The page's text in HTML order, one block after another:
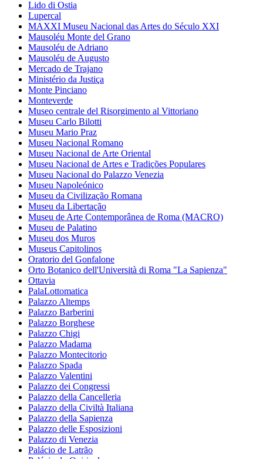
Lido di Ostia
Lupercal
MAXXI Museu Nacional das Artes do Século XXI
Mausoléu Monte del Grano
Mausoléu de Adriano
Mausoléu de Augusto
Mercado de Trajano
Ministério da Justiça
Monte Pinciano
Monteverde
Museo centrale del Risorgimento al Vittoriano
Museu Carlo Bilotti
Museu Mario Praz
Museu Nacional Romano
Museu Nacional de Arte Oriental
Museu Nacional de Artes e Tradições Populares
Museu Nacional do Palazzo Venezia
Museu Napoleónico
Museu da Civilização Romana
Museu da Libertação
Museu de Arte Contemporânea de Roma (MACRO)
Museu de Palatino
Museu dos Muros
Museus Capitolinos
Oratorio del Gonfalone
Orto Botanico dell'Università di Roma "La Sapienza"
Ottavia
PalaLottomatica
Palazzo Altemps
Palazzo Barberini
Palazzo Borghese
Palazzo Chigi
Palazzo Madama
Palazzo Montecitorio
Palazzo Spada
Palazzo Valentini
Palazzo dei Congressi
Palazzo della Cancelleria
Palazzo della Civiltà Italiana
Palazzo della Sapienza
Palazzo delle Esposizioni
Palazzo di Venezia
Palácio de Latrão